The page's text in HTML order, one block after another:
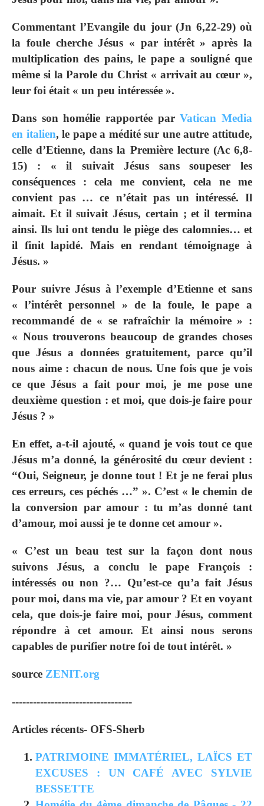
Commentant l’Evangile du jour (Jn 6,22-29) où
la foule cherche Jésus « par intérêt » après la
multiplication des pains, le pape a souligné que
même si la Parole du Christ « arrivait au cœur »,
leur foi était « un peu intéressée ».
Dans son homélie rapportée parVatican Media
en italien, le pape a médité sur une autre attitude,
celle d’Etienne, dans la Première lecture (Ac 6,8-
15) : « il suivait Jésus sans soupeser les
conséquences : cela me convient, cela ne me
convient pas … ce n’était pas un intéressé. Il
aimait. Et il suivait Jésus, certain ; et il termina
ainsi. Ils lui ont tendu le piège des calomnies… et
il finit lapidé. Mais en rendant témoignage à
Jésus. »
Pour suivre Jésus à l’exemple d’Etienne et sans
« l’intérêt personnel » de la foule, le pape a
recommandé de « se rafraîchir la mémoire » :
« Nous trouverons beaucoup de grandes choses
que Jésus a données gratuitement, parce qu’il
nous aime : chacun de nous. Une fois que je vois
ce que Jésus a fait pour moi, je me pose une
deuxième question : et moi, que dois-je faire pour
Jésus ? »
En effet, a-t-il ajouté, « quand je vois tout ce que
Jésus m’a donné, la générosité du cœur devient :
“Oui, Seigneur, je donne tout ! Et je ne ferai plus
ces erreurs, ces péchés …” ». C’est « le chemin de
la conversion par amour : tu m’as donné tant
d’amour, moi aussi je te donne cet amour ».
« C’est un beau test sur la façon dont nous
suivons Jésus, a conclu le pape François :
intéressés ou non ?… Qu’est-ce qu’a fait Jésus
pour moi, dans ma vie, par amour ? Et en voyant
cela, que dois-je faire moi, pour Jésus, comment
répondre à cet amour. Et ainsi nous serons
capables de purifier notre foi de tout intérêt. »
source ZENIT.org
----------------------------------
Articles récents- OFS-Sherb
PATRIMOINE IMMATÉRIEL, LAÏCS ET
EXCUSES : UN CAFÉ AVEC SYLVIE
BESSETTE